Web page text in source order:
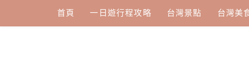
content
首頁 一日遊行程攻略 台灣景點 台灣美